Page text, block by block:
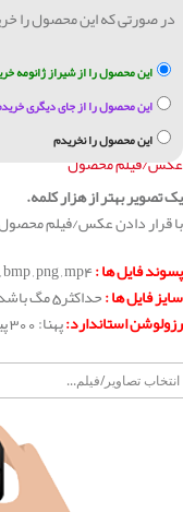
در صورتی که این محصول را
این محصول را از شیراز ژانومه
این محصول را از جای دیگری
این محصول را نخریدم
عکس/فیلم محصول
یک تصویر بهتر از هزار کلمه.
با قرار دادن عکس/فیلم
پسوند فایل ها :
سایز فایل ها :حداکثر5 مگ باشد
رزولوشن استاندارد:پهنا: 300 پیکسل - ارتفاع: 160 پیکسل